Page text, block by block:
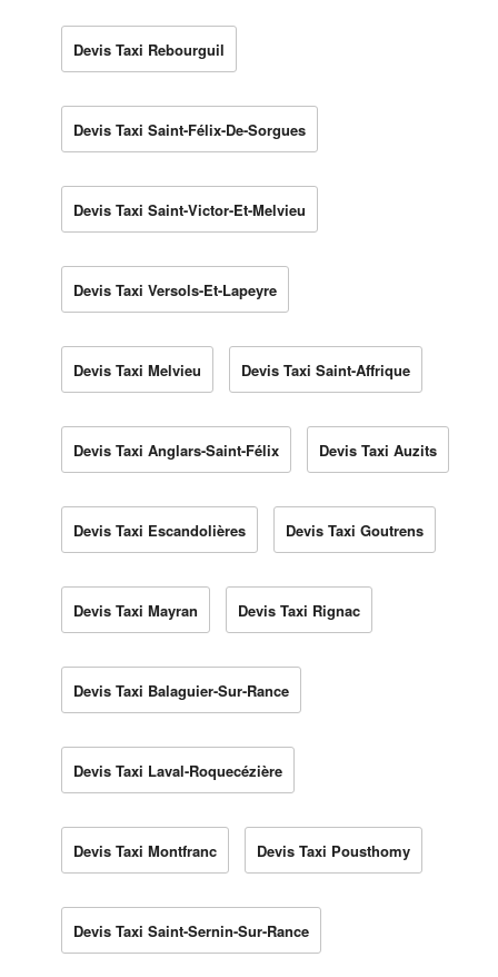
Devis Taxi Rebourguil
Devis Taxi Saint-Félix-De-Sorgues
Devis Taxi Saint-Victor-Et-Melvieu
Devis Taxi Versols-Et-Lapeyre
Devis Taxi Melvieu Devis Taxi Saint-Affrique
Devis Taxi Anglars-Saint-Félix Devis Taxi Auzits
Devis Taxi Escandolières Devis Taxi Goutrens
Devis Taxi Mayran Devis Taxi Rignac
Devis Taxi Balaguier-Sur-Rance
Devis Taxi Laval-Roquecézière
Devis Taxi Montfranc Devis Taxi Pousthomy
Devis Taxi Saint-Sernin-Sur-Rance